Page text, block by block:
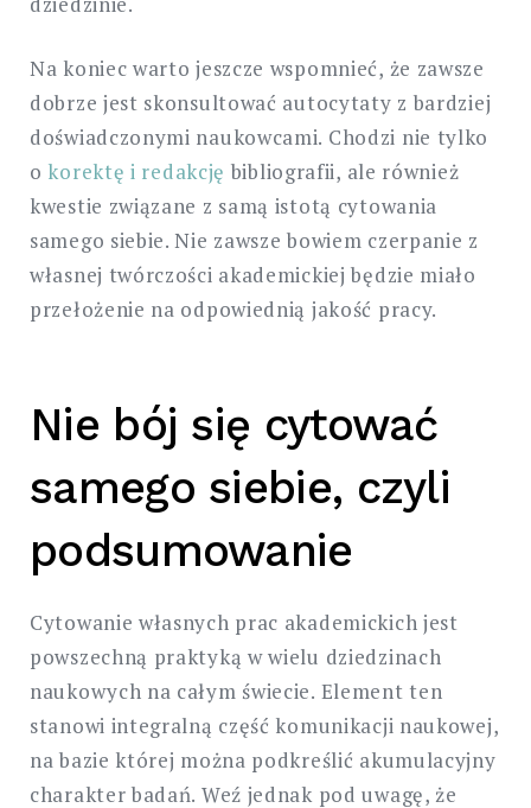
Na koniec warto jeszcze wspomnieć, że zawsze
dobrze jest skonsultować autocytaty z bardziej
doświadczonymi naukowcami. Chodzi nie tylko
o korektę i redakcję bibliografii, ale również
kwestie związane z samą istotą cytowania
samego siebie. Nie zawsze bowiem czerpanie z
własnej twórczości akademickiej będzie miało
przełożenie na odpowiednią jakość pracy.
Nie bój się cytować
samego siebie, czyli
podsumowanie
Cytowanie własnych prac akademickich jest
powszechną praktyką w wielu dziedzinach
naukowych na całym świecie. Element ten
stanowi integralną część komunikacji naukowej,
na bazie której można podkreślić akumulacyjny
charakter badań. Weź jednak pod uwagę, że